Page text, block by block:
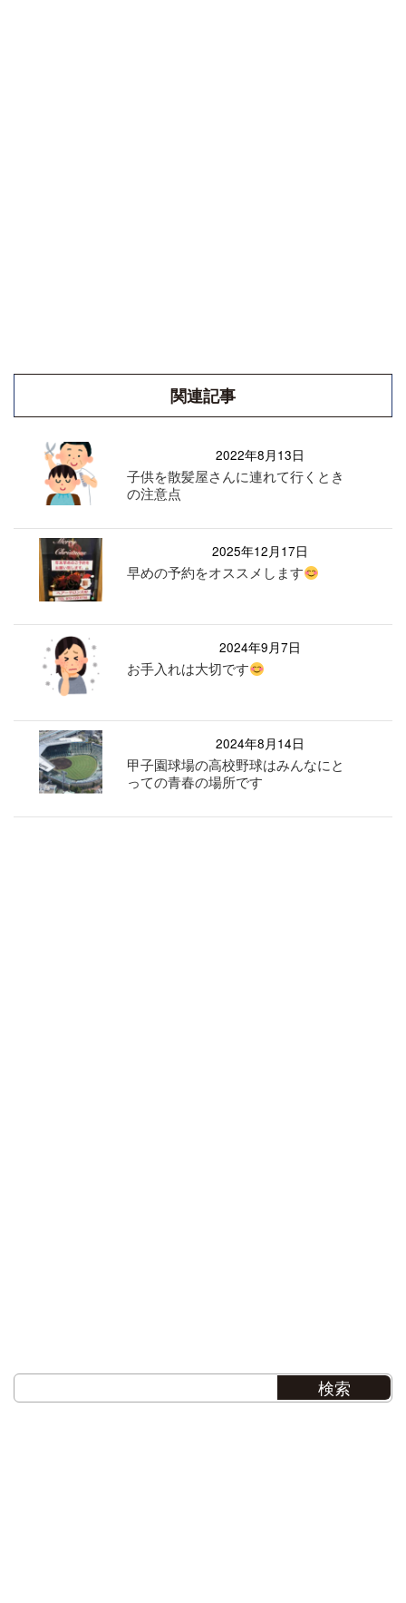
関連記事
2022年8月13日
子供を散髪屋さんに連れて行くとき
の注意点
2025年12月17日
早めの予約をオススメします
2024年9月7日
お手入れは大切です
2024年8月14日
甲子園球場の高校野球はみんなにと
っての青春の場所です